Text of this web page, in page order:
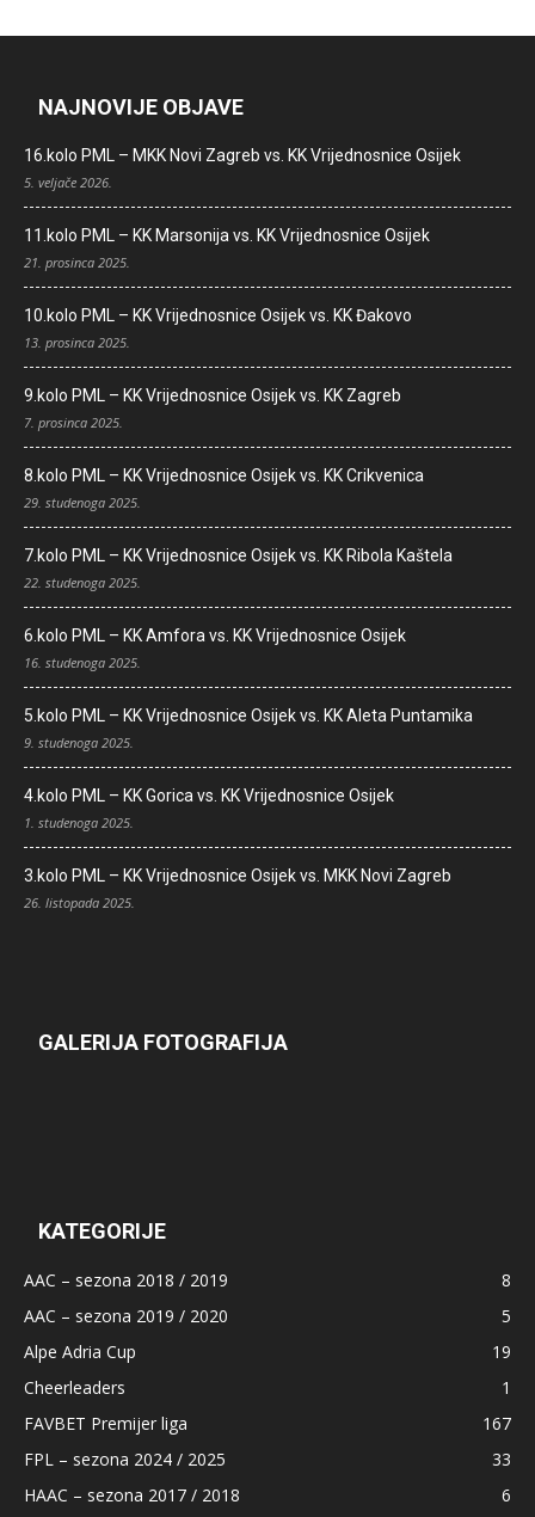
NAJNOVIJE OBJAVE
16.kolo PML – MKK Novi Zagreb vs. KK Vrijednosnice Osijek
5. veljače 2026.
11.kolo PML – KK Marsonija vs. KK Vrijednosnice Osijek
21. prosinca 2025.
10.kolo PML – KK Vrijednosnice Osijek vs. KK Đakovo
13. prosinca 2025.
9.kolo PML – KK Vrijednosnice Osijek vs. KK Zagreb
7. prosinca 2025.
8.kolo PML – KK Vrijednosnice Osijek vs. KK Crikvenica
29. studenoga 2025.
7.kolo PML – KK Vrijednosnice Osijek vs. KK Ribola Kaštela
22. studenoga 2025.
6.kolo PML – KK Amfora vs. KK Vrijednosnice Osijek
16. studenoga 2025.
5.kolo PML – KK Vrijednosnice Osijek vs. KK Aleta Puntamika
9. studenoga 2025.
4.kolo PML – KK Gorica vs. KK Vrijednosnice Osijek
1. studenoga 2025.
3.kolo PML – KK Vrijednosnice Osijek vs. MKK Novi Zagreb
26. listopada 2025.
GALERIJA FOTOGRAFIJA
KATEGORIJE
AAC – sezona 2018 / 2019
8
AAC – sezona 2019 / 2020
5
Alpe Adria Cup
19
Cheerleaders
1
FAVBET Premijer liga
167
FPL – sezona 2024 / 2025
33
HAAC – sezona 2017 / 2018
6